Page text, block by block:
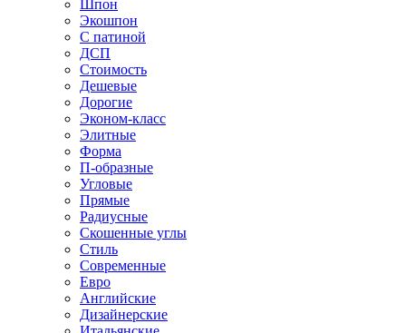
Шпон
Экошпон
С патиной
ДСП
Стоимость
Дешевые
Дорогие
Эконом-класс
Элитные
Форма
П-образные
Угловые
Прямые
Радиусные
Скошенные углы
Стиль
Современные
Евро
Английские
Дизайнерские